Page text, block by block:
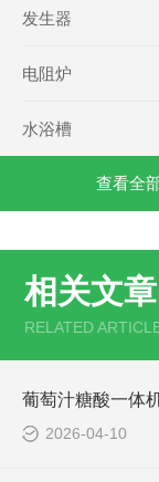
发生器
电阻炉
水浴槽
查看全
相关文章
RELATED
2026-04-10